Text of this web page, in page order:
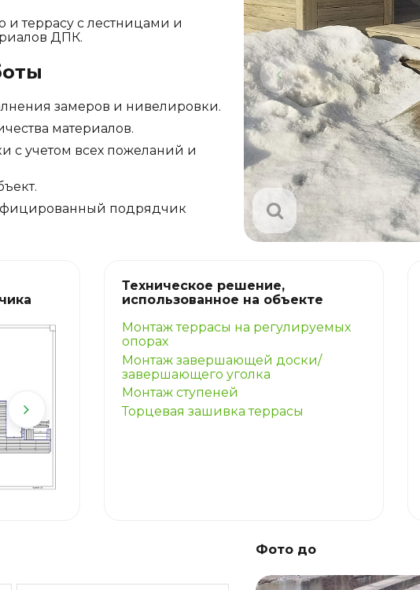
и террасу с лестницами и
ДПК.
замеров и нивелировки.
материалов.
с учетом всех пожеланий и
подрядчик
Техническое решение,
использованное на объекте
Монтаж террасы на регулируемых
опорах
Монтаж завершающей доски/
завершающего уголка
Монтаж ступеней
Торцевая зашивка террасы
Фото до